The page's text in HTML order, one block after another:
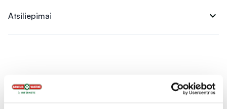
Atsiliepimai expand_more
Panašios prekės